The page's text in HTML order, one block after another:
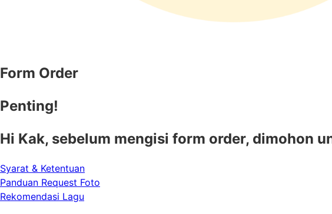
Form Order
Penting!
Hi Kak, sebelum mengisi form order, dimohon
Syarat & Ketentuan
Panduan Request Foto
Rekomendasi Lagu